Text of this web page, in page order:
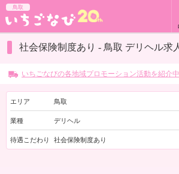
鳥取
社会保険制度あり - 鳥取 デリヘル求
いちごなびの各地域プロモーション活動を紹介中
エリア 鳥取
業種 デリヘル
待遇こだわり 社会保険制度あり